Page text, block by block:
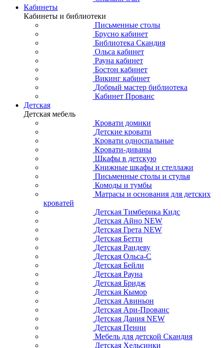
Кабинеты
Кабинеты и библиотеки
Письменные столы
Брусно кабинет
Библиотека Скандия
Ольса кабинет
Рауна кабинет
Бостон кабинет
Викинг кабинет
Добрый мастер библиотека
Кабинет Прованс
Детская
Детская мебель
Кровати домики
Детские кровати
Кровати односпальные
Кровати-диваны
Шкафы в детскую
Книжные шкафы и стеллажи
Письменные столы и стулья
Комоды и тумбы
Матрасы и основания для детских
кроватей
Детская Тимберика Кидс
Детская Айно NEW
Детская Грета NEW
Детская Бетти
Детская Рандеву
Детская Ольса-С
Детская Бейли
Детская Рауна
Детская Бридж
Детская Кымор
Детская Авиньон
Детская Ари-Прованс
Детская Дания NEW
Детская Пенни
Мебель для детской Скандия
Детская Хельсинки